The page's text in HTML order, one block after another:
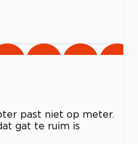
past niet op meter.
gat te ruim is